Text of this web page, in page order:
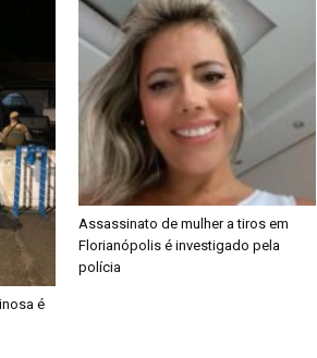
é
Assassinato de mulher a tiros em
Florianópolis é investigado pela
polícia